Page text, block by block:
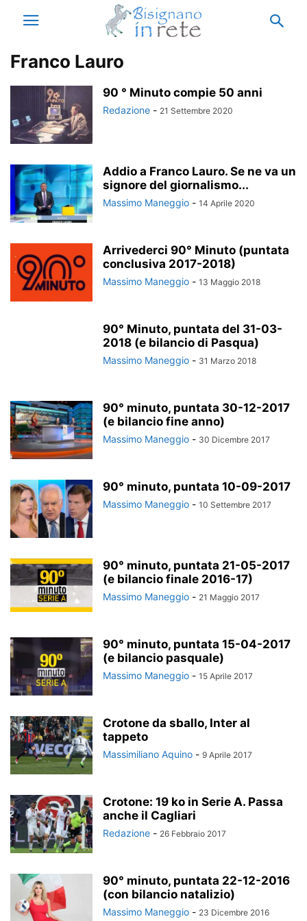
Franco Lauro
90 ° Minuto compie 50 anni
Redazione - 21 Settembre 2020
Addio a Franco Lauro. Se ne va un
signore del giornalismo...
Massimo Maneggio - 14 Aprile 2020
Arrivederci 90° Minuto (puntata
conclusiva 2017-2018)
Massimo Maneggio - 13 Maggio 2018
90° Minuto, puntata del 31-03-
2018 (e bilancio di Pasqua)
Massimo Maneggio - 31 Marzo 2018
90° minuto, puntata 30-12-2017
(e bilancio fine anno)
Massimo Maneggio - 30 Dicembre 2017
90° minuto, puntata 10-09-2017
Massimo Maneggio - 10 Settembre 2017
90° minuto, puntata 21-05-2017
(e bilancio finale 2016-17)
Massimo Maneggio - 21 Maggio 2017
90° minuto, puntata 15-04-2017
(e bilancio pasquale)
Massimo Maneggio - 15 Aprile 2017
Crotone da sballo, Inter al
tappeto
Massimiliano Aquino - 9 Aprile 2017
Crotone: 19 ko in Serie A. Passa
anche il Cagliari
Redazione - 26 Febbraio 2017
90° minuto, puntata 22-12-2016
(con bilancio natalizio)
Massimo Maneggio - 23 Dicembre 2016